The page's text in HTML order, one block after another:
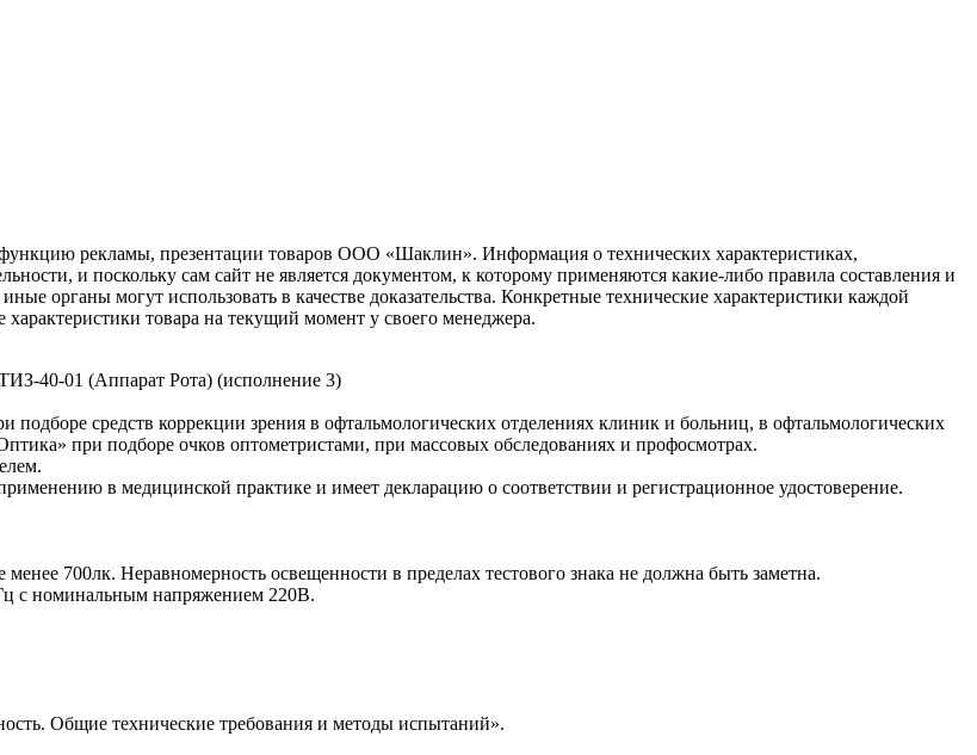
рекламы, презентации товаров ООО «Шаклин». Информация о технических характеристиках,
и поскольку сам сайт не является документом, к которому применяются какие-либо правила составления и
органы могут использовать в качестве доказательства. Конкретные технические характеристики каждой
товара на текущий момент у своего менеджера.
01 (Аппарат Рота) (исполнение 3)
средств коррекции зрения в офтальмологических отделениях клиник и больниц, в офтальмологических
при подборе очков оптометристами, при массовых обследованиях и профосмотрах.
в медицинской практике и имеет декларацию о соответствии и регистрационное удостоверение.
700лк. Неравномерность освещенности в пределах тестового знака не должна быть заметна.
с номинальным напряжением 220В.
Общие технические требования и методы испытаний».